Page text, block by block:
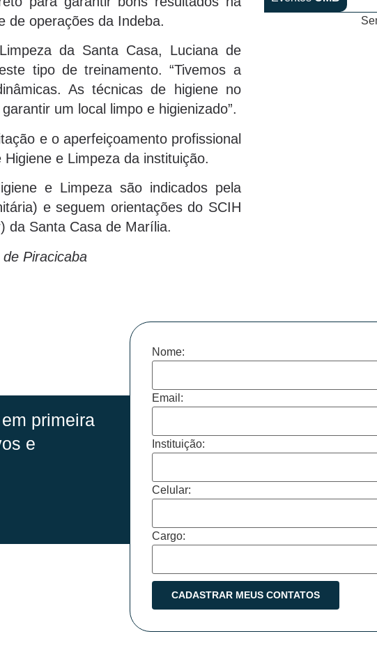
de operações da Indeba.
da Santa Casa, Luciana de
tipo de treinamento. “Tivemos a
As técnicas de higiene no
um local limpo e higienizado”.
e o aperfeiçoamento profissional
e Limpeza da instituição.
e Limpeza são indicados pela
e seguem orientações do SCIH
da Santa Casa de Marília.
Piracicaba
primeira
e
Nome:
Email:
Instituição:
Celular:
Cargo: